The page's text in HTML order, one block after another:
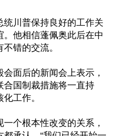
统川普保持良好的工作关
他相信蓬佩奥此后在中
错的交流。
面后的新闻会上表示，
合国制裁措施将一直持
工作。
个根本性改变的关系，